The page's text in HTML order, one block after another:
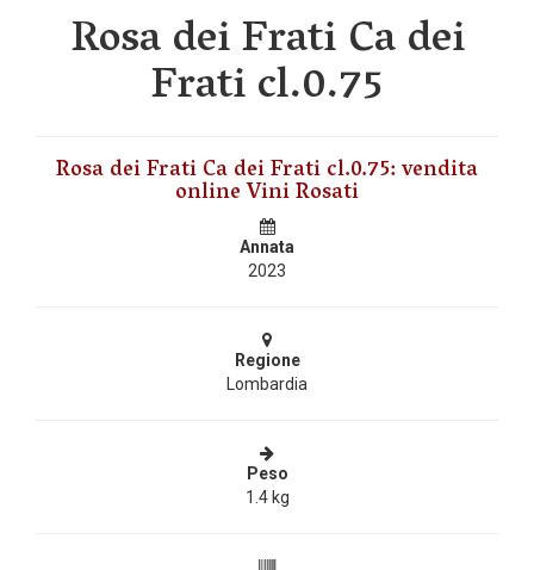
Rosa dei Frati Ca dei
Frati cl.0.75
Rosa dei Frati Ca dei Frati cl.0.75: vendita
online Vini Rosati
Annata
2023
Regione
Lombardia
Peso
1.4 kg